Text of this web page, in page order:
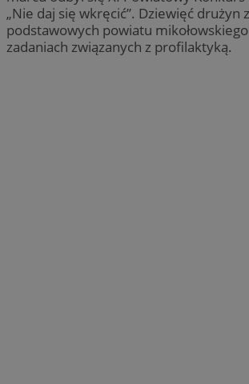
„Nie daj się wkręcić”. Dziewięć drużyn
podstawowych powiatu
zadaniach związanych z profilaktyką.